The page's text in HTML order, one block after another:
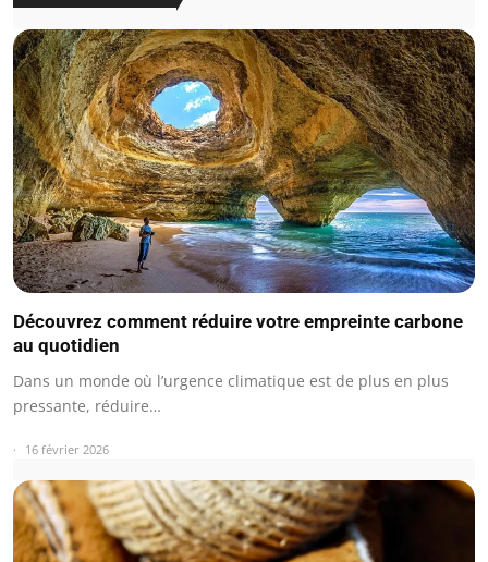
Découvrez comment réduire votre empreinte carbone
au quotidien
Dans un monde où l’urgence climatique est de plus en plus
pressante, réduire…
16 février 2026